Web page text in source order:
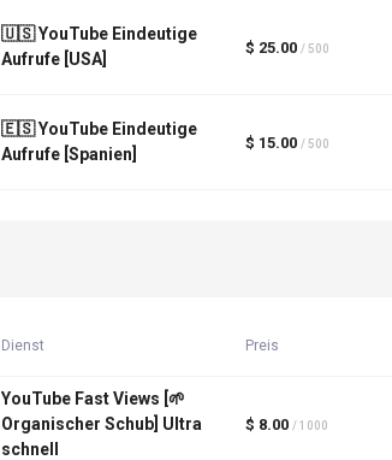
🇺🇸 YouTube Eindeutige
Aufrufe [USA]
$ 25.00 / 500
🇪🇸 YouTube Eindeutige
Aufrufe [Spanien]
$ 15.00 / 500
Dienst Preis
YouTube Fast Views [🌱
Organischer Schub] Ultra
schnell
$ 8.00 / 1000